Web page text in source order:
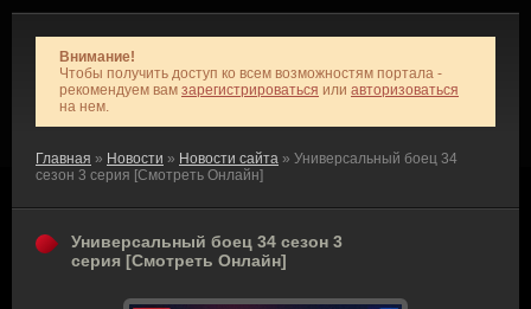
Внимание!
Чтобы получить доступ ко всем возможностям портала -
рекомендуем вам зарегистрироваться или авторизоваться
на нем.
Главная » Новости » Новости сайта » Универсальный боец 34
сезон 3 серия [Смотреть Онлайн]
Универсальный боец 34 сезон 3
серия [Смотреть Онлайн]